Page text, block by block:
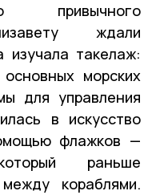
привычного
ждали
изучала такелаж:
морских
для управления
в искусство
флажков —
раньше
кораблями.